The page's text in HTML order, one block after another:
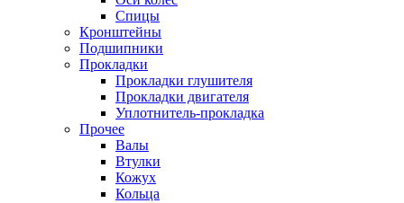
Спицы
Кронштейны
Подшипники
Прокладки
Прокладки глушителя
Прокладки двигателя
Уплотнитель-прокладка
Прочее
Валы
Втулки
Кожух
Кольца